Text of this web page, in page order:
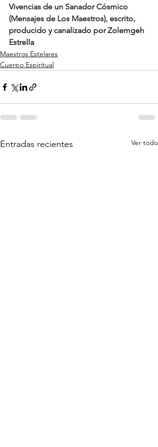
Vivencias de un Sanador Cósmico
(Mensajes de Los Maestros), escrito,
producido y canalizado por Zolemgeh
Estrella
Maestros Estelares
Cuerpo Espiritual
Entradas recientes Ver todo